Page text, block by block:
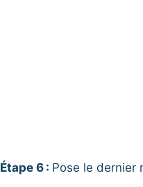
Étape 6 : Pose le dernier